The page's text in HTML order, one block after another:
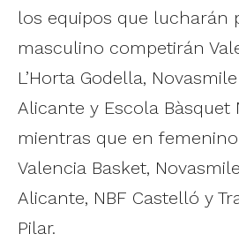
los equipos que lucharán
masculino competirán
L’Horta Godella,
Alicante y Escola Bàsquet
mientras que en
Valencia Basket,
Alicante, NBF Castelló y
Pilar.